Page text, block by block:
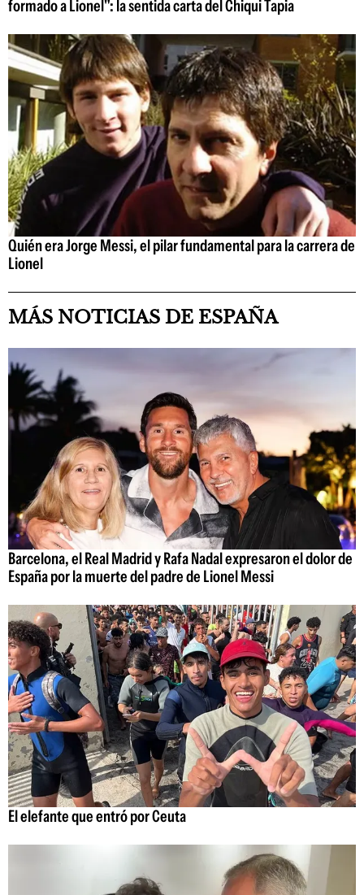
formado a Lionel": la sentida carta del Chiqui Tapia
Quién era Jorge Messi, el pilar fundamental para la carrera de
Lionel
MÁS NOTICIAS DE ESPAÑA
Barcelona, el Real Madrid y Rafa Nadal expresaron el dolor de
España por la muerte del padre de Lionel Messi
El elefante que entró por Ceuta